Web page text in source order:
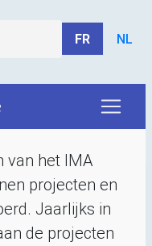
FR NL
van het IMA
projecten en
Jaarlijks in
de projecten